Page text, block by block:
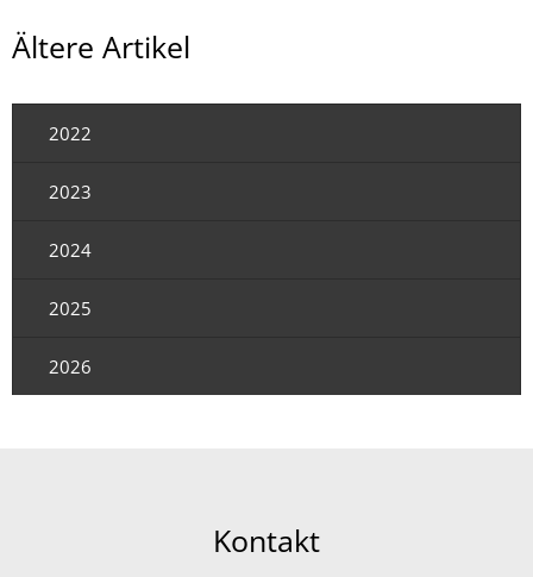
Ältere Artikel
2022
2023
2024
2025
2026
Kontakt